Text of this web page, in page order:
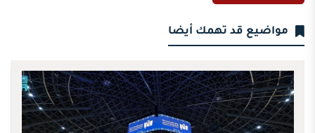
مواضيع قد تهمك أيضا